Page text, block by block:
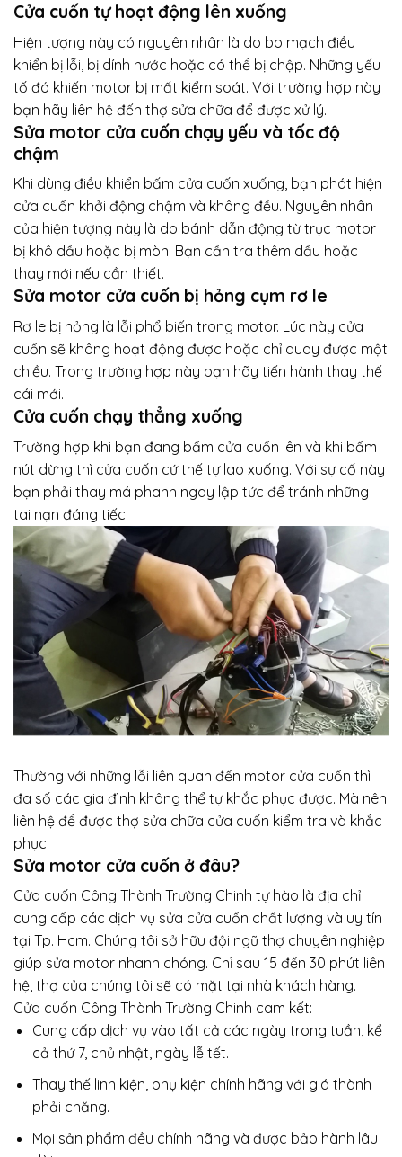
Cửa cuốn tự hoạt động lên xuống
Hiện tượng này có nguyên nhân là do bo mạch điều
khiển bị lỗi, bị dính nước hoặc có thể bị chập. Những yếu
tố đó khiến motor bị mất kiểm soát. Với trường hợp này
bạn hãy liên hệ đến thợ sửa chữa để được xử lý.
Sửa motor cửa cuốn chạy yếu và tốc độ
chậm
Khi dùng điều khiển bấm cửa cuốn xuống, bạn phát hiện
cửa cuốn khởi động chậm và không đều. Nguyên nhân
của hiện tượng này là do bánh dẫn động từ trục motor
bị khô dầu hoặc bị mòn. Bạn cần tra thêm dầu hoặc
thay mới nếu cần thiết.
Sửa motor cửa cuốn bị hỏng cụm rơ le
Rơ le bị hỏng là lỗi phổ biến trong motor. Lúc này cửa
cuốn sẽ không hoạt động được hoặc chỉ quay được một
chiều. Trong trường hợp này bạn hãy tiến hành thay thế
cái mới.
Cửa cuốn chạy thẳng xuống
Trường hợp khi bạn đang bấm cửa cuốn lên và khi bấm
nút dừng thì cửa cuốn cứ thế tự lao xuống. Với sự cố này
bạn phải thay má phanh ngay lập tức để tránh những
tai nạn đáng tiếc.
Thường với những lỗi liên quan đến motor cửa cuốn thì
đa số các gia đình không thể tự khắc phục được. Mà nên
liên hệ để được thợ sửa chữa cửa cuốn kiểm tra và khắc
phục.
Sửa motor cửa cuốn ở đâu?
Cửa cuốn Công Thành Trường Chinh tự hào là địa chỉ
cung cấp các dịch vụ sửa cửa cuốn chất lượng và uy tín
tại Tp. Hcm. Chúng tôi sở hữu đội ngũ thợ chuyên nghiệp
giúp sửa motor nhanh chóng. Chỉ sau 15 đến 30 phút liên
hệ, thợ của chúng tôi sẽ có mặt tại nhà khách hàng.
Cửa cuốn Công Thành Trường Chinh cam kết:
Cung cấp dịch vụ vào tất cả các ngày trong tuần, kể
cả thứ 7, chủ nhật, ngày lễ tết.
Thay thế linh kiện, phụ kiện chính hãng với giá thành
phải chăng.
Mọi sản phẩm đều chính hãng và được bảo hành lâu